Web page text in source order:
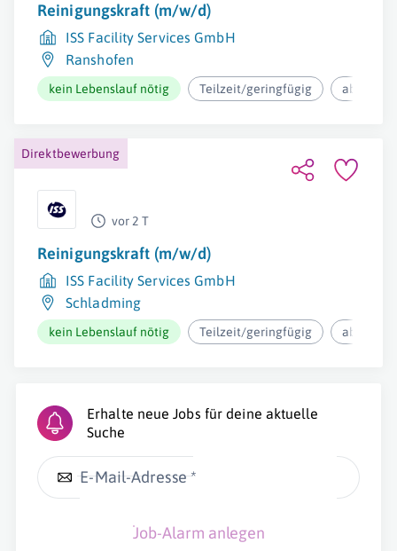
Reinigungskraft (m/w/d)
ISS Facility Services GmbH
Ranshofen
kein Lebenslauf nötig Teilzeit/geringfügig ab
Direktbewerbung
vor 2 T
Reinigungskraft (m/w/d)
ISS Facility Services GmbH
Schladming
kein Lebenslauf nötig Teilzeit/geringfügig ab
Erhalte neue Jobs für deine aktuelle
Suche
E-Mail-Adresse *
Job-Alarm anlegen